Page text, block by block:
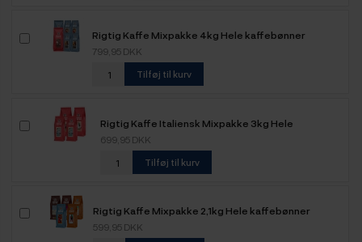
Rigtig Kaffe Mixpakke 4kg Hele kaffebønner
799,95 DKK
Tilføj til kurv
Rigtig Kaffe Italiensk Mixpakke 3kg Hele
kaffebønner
699,95 DKK
Tilføj til kurv
Rigtig Kaffe Mixpakke 2,1kg Hele kaffebønner
599,95 DKK